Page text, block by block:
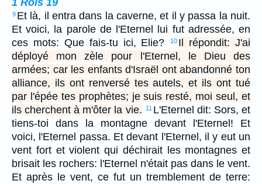
1 Rois 19
9 Et là, il entra dans la caverne, et il y passa la nuit.
Et voici, la parole de l'Eternel lui fut adressée, en
ces mots: Que fais-tu ici, Elie?
10 Il répondit: J'ai
déployé mon zèle pour l'Eternel, le Dieu des
armées; car les enfants d'Israël ont abandonné ton
alliance, ils ont renversé tes autels, et ils ont tué
par l'épée tes prophètes; je suis resté, moi seul, et
ils cherchent à m'ôter la vie.
11 L'Eternel dit: Sors, et
tiens-toi dans la montagne devant l'Eternel! Et
voici, l'Eternel passa. Et devant l'Eternel, il y eut un
vent fort et violent qui déchirait les montagnes et
brisait les rochers: l'Eternel n'était pas dans le vent.
Et après le vent, ce fut un tremblement de terre: